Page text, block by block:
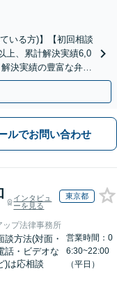
いる方)】【初回相談
上、累計解決実績6,0
決実績の豊富な弁護
ルでお問い合わせ
インタビュ
ーを見る
東京都
ップ法律事務所
談方法(対面・
話・ビデオな
)は応相談
営業時間：0
6:30~22:00
（平日）